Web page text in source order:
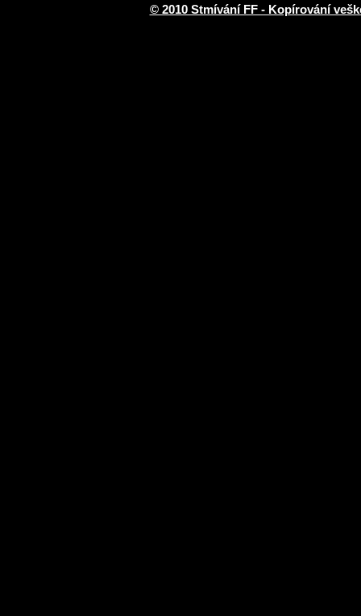
© 2010 Stmívání FF - Kopírování